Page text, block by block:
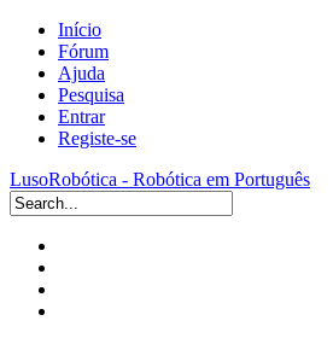
Início
Fórum
Ajuda
Pesquisa
Entrar
Registe-se
LusoRobótica - Robótica em Português